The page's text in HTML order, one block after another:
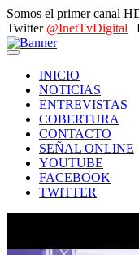
Somos el primer canal
Twitter @InetTvDigital |
INICIO
NOTICIAS
ENTREVISTAS
COBERTURA
CONTACTO
SEÑAL ONLINE
YOUTUBE
FACEBOOK
TWITTER